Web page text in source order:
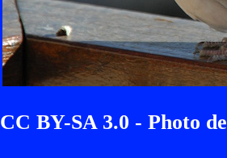
CC BY-SA 3.0 - Photo